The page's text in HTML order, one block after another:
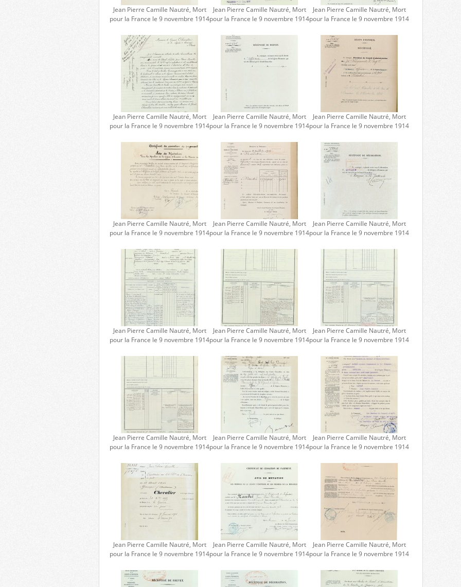
Jean Pierre Camille Nautré, Mort
pour la France le 9 novembre 1914
Jean Pierre Camille Nautré, Mort
pour la France le 9 novembre 1914
Jean Pierre Camille Nautré, Mort
pour la France le 9 novembre 1914
Jean Pierre Camille Nautré, Mort
pour la France le 9 novembre 1914
Jean Pierre Camille Nautré, Mort
pour la France le 9 novembre 1914
Jean Pierre Camille Nautré, Mort
pour la France le 9 novembre 1914
Jean Pierre Camille Nautré, Mort
pour la France le 9 novembre 1914
Jean Pierre Camille Nautré, Mort
pour la France le 9 novembre 1914
Jean Pierre Camille Nautré, Mort
pour la France le 9 novembre 1914
Jean Pierre Camille Nautré, Mort
pour la France le 9 novembre 1914
Jean Pierre Camille Nautré, Mort
pour la France le 9 novembre 1914
Jean Pierre Camille Nautré, Mort
pour la France le 9 novembre 1914
Jean Pierre Camille Nautré, Mort
pour la France le 9 novembre 1914
Jean Pierre Camille Nautré, Mort
pour la France le 9 novembre 1914
Jean Pierre Camille Nautré, Mort
pour la France le 9 novembre 1914
Jean Pierre Camille Nautré, Mort
pour la France le 9 novembre 1914
Jean Pierre Camille Nautré, Mort
pour la France le 9 novembre 1914
Jean Pierre Camille Nautré, Mort
pour la France le 9 novembre 1914